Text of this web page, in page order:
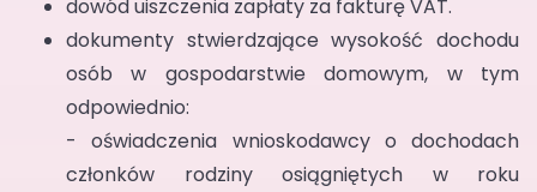
dowód uiszczenia zapłaty za fakturę VAT.
dokumenty stwierdzające wysokość dochodu
osób w gospodarstwie domowym, w tym
odpowiednio:
- oświadczenia wnioskodawcy o dochodach
członków rodziny osiągniętych w roku